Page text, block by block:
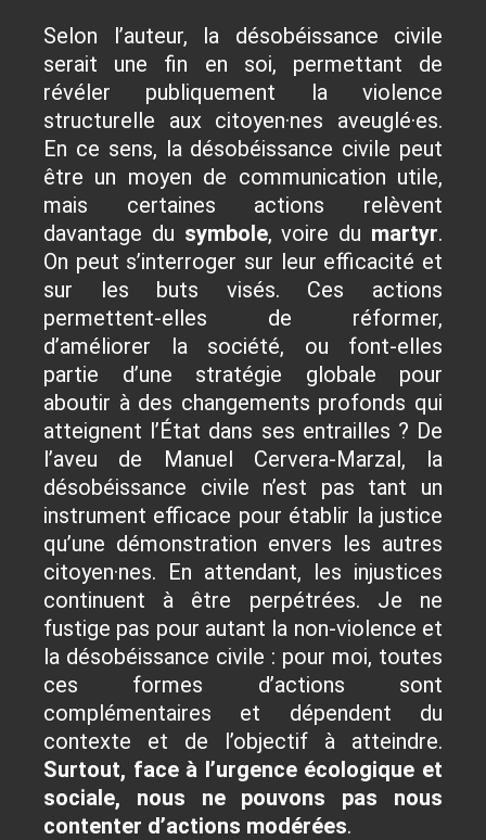
Selon l’auteur, la désobéissance civile
serait une fin en soi, permettant de
révéler publiquement la violence
structurelle aux citoyen·nes aveuglé·es.
En ce sens, la désobéissance civile peut
être un moyen de communication utile,
mais certaines actions relèvent
davantage du symbole, voire du martyr.
On peut s’interroger sur leur efficacité et
sur les buts visés. Ces actions
permettent-elles de réformer,
d’améliorer la société, ou font-elles
partie d’une stratégie globale pour
aboutir à des changements profonds qui
atteignent l’État dans ses entrailles ? De
l’aveu de Manuel Cervera-Marzal, la
désobéissance civile n’est pas tant un
instrument efficace pour établir la justice
qu’une démonstration envers les autres
citoyen·nes. En attendant, les injustices
continuent à être perpétrées. Je ne
fustige pas pour autant la non-violence et
la désobéissance civile : pour moi, toutes
ces formes d’actions sont
complémentaires et dépendent du
contexte et de l’objectif à atteindre.
Surtout, face à l’urgence écologique et
sociale, nous ne pouvons pas nous
contenter d’actions modérées.